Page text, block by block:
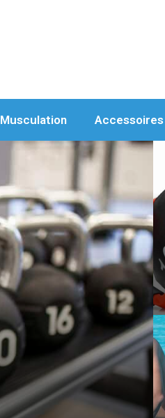
Musculation Accessoires